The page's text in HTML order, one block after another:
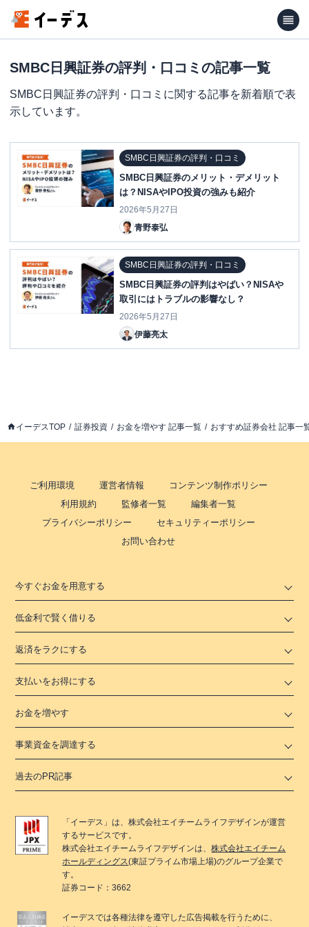
SMBC日興証券の評判・口コミの記事一覧
SMBC日興証券の評判・口コミに関する記事を新着順で表
示しています。
SMBC日興証券の評判・口コミ
SMBC日興証券のメリット・デメリット
は？NISAやIPO投資の強みも紹介
2026年5月27日
青野泰弘
SMBC日興証券の評判・口コミ
SMBC日興証券の評判はやばい？NISAや
取引にはトラブルの影響なし？
2026年5月27日
伊藤亮太
イーデスTOP 証券投資 お金を増やす 記事一覧 おすすめ証券会社 記事一
ご利用環境 運営者情報
コンテンツ制作ポリシー
利用規約
監修者一覧
編集者一覧
プライバシーポリシー
セキュリティーポリシー
お問い合わせ
今すぐお金を用意する
低金利で賢く借りる
返済をラクにする
支払いをお得にする
お金を増やす
事業資金を調達する
過去のPR記事
「 イーデス 」は、株式会社エイチームライフデザインが運営
するサービスです。
株式会社エイチームライフデザインは、株式会社エイチーム
ホールディングス(東証プライム市場上場)のグループ企業で
す。
証券コード：3662
イーデスでは各種法律を遵守した広告掲載を行うために、